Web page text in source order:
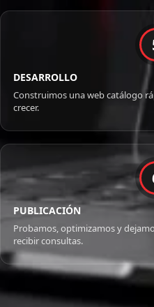
DESARROLLO
Construimos una web catálogo
crecer.
PUBLICACIÓN
Probamos, optimizamos y
recibir consultas.